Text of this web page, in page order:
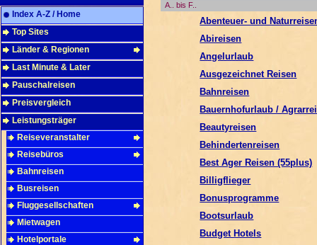
Index A-Z / Home
Top Sites
Länder & Regionen
Last Minute & Later
Pauschalreisen
Preisvergleich
Leistungsträger
Reiseveranstalter
Reisebüros
Bahnreisen
Busreisen
Fluggesellschaften
Mietwagen
Hotelportale
A.. bis F..
Abenteuer- und
Abireisen
Angelurlaub
Ausgezeichnet Reisen
Bahnreisen
Bauernhofurlaub /
Beautyreisen
Behindertenreisen
Best Ager Reisen (55plus)
Billigflieger
Bonusprogramme
Bootsurlaub
Budget Hotels